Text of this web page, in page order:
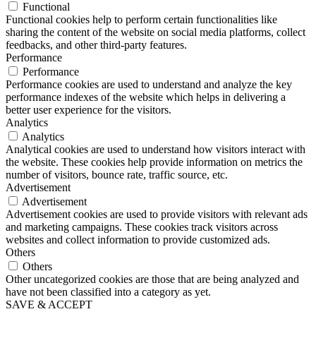
Functional
Functional cookies help to perform certain functionalities like
sharing the content of the website on social media platforms, collect
feedbacks, and other third-party features.
Performance
Performance
Performance cookies are used to understand and analyze the key
performance indexes of the website which helps in delivering a
better user experience for the visitors.
Analytics
Analytics
Analytical cookies are used to understand how visitors interact with
the website. These cookies help provide information on metrics the
number of visitors, bounce rate, traffic source, etc.
Advertisement
Advertisement
Advertisement cookies are used to provide visitors with relevant ads
and marketing campaigns. These cookies track visitors across
websites and collect information to provide customized ads.
Others
Others
Other uncategorized cookies are those that are being analyzed and
have not been classified into a category as yet.
SAVE & ACCEPT